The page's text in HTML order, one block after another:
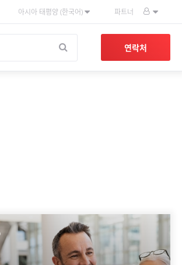
아시아 태평양 (한국어) 파트너
연락처